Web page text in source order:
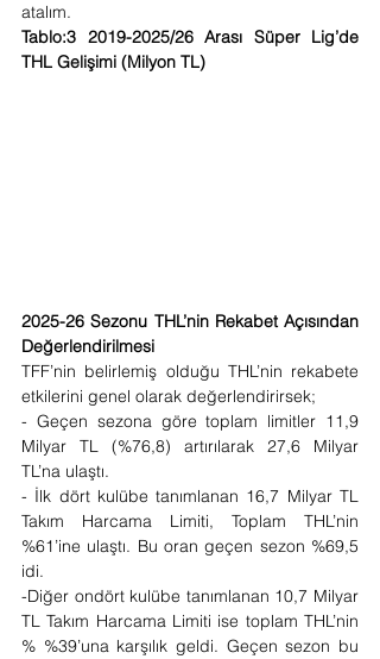
atalım.
Tablo:3 2019-2025/26 Arası Süper Lig’de
THL Gelişimi (Milyon TL)
2025-26 Sezonu THL’nin Rekabet Açısından
Değerlendirilmesi
TFF’nin belirlemiş olduğu THL’nin rekabete
etkilerini genel olarak değerlendirirsek;
- Geçen sezona göre toplam limitler 11,9
Milyar TL (%76,8) artırılarak 27,6 Milyar
TL’na ulaştı.
- İlk dört kulübe tanımlanan 16,7 Milyar TL
Takım Harcama Limiti, Toplam THL’nin
%61’ine ulaştı. Bu oran geçen sezon %69,5
idi.
-Diğer ondört kulübe tanımlanan 10,7 Milyar
TL Takım Harcama Limiti ise toplam THL’nin
% %39’una karşılık geldi. Geçen sezon bu